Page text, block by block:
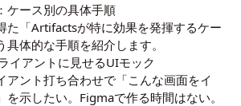
ケース別の具体手順
た「Artifactsが特に効果を発揮するケー
具体的な手順を紹介します。
イアントに見せるUIモック
アント打ち合わせで「こんな画面をイ
を示したい。Figmaで作る時間はない。